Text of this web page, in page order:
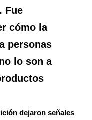
. Fue
cómo la
personas
lo son a
dejaron señales